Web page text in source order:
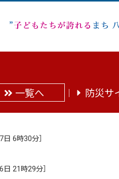
一覧へ 防災サ
日 6時30分
日 21時29分
通知送付先一括
印刷